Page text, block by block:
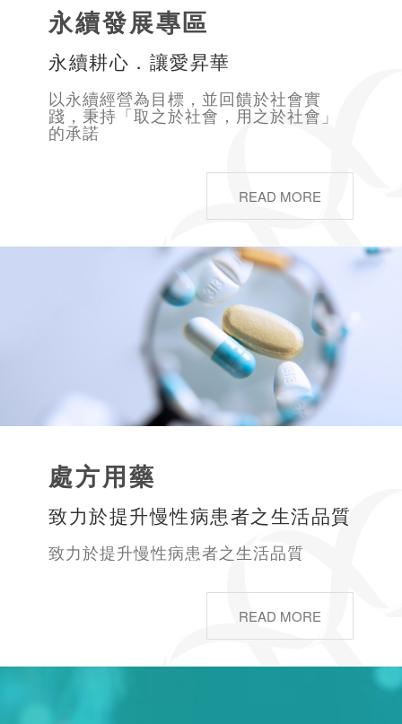
永續發展專區
永續耕心．讓愛昇華
以永續經營為目標，並回饋於社會實
踐，秉持「取之於社會，用之於社會」
的承諾
READ MORE
處方用藥
致力於提升慢性病患者之生活品質
致力於提升慢性病患者之生活品質
READ MORE